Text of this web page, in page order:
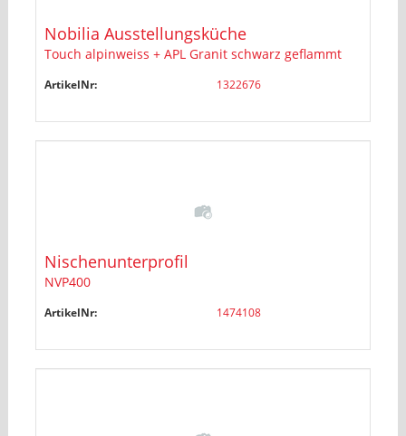
Nobilia Ausstellungsküche
Touch alpinweiss + APL Granit schwarz geflammt
ArtikelNr: 1322676
Nischenunterprofil
NVP400
ArtikelNr: 1474108